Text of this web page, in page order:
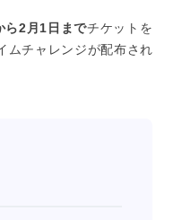
ら2月1日までチケットを
ムチャレンジが配布され